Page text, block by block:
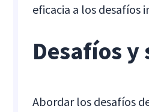
eficacia a los desafíos
Desafíos y
Abordar los desafíos